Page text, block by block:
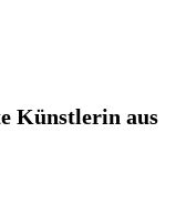
Künstlerin aus